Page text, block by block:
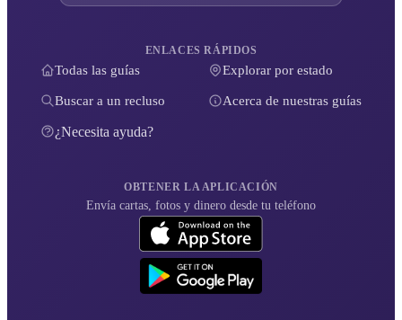
ENLACES RÁPIDOS
Todas las guías Explorar por estado
Buscar a un recluso Acerca de nuestras guías
¿Necesita ayuda?
OBTENER LA APLICACIÓN
Envía cartas, fotos y dinero desde tu teléfono